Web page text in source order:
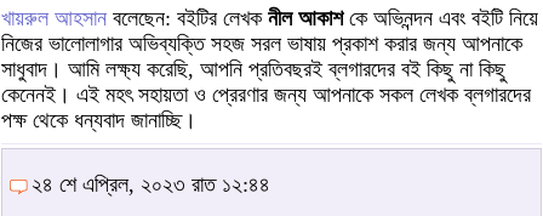
খায়রুল আহসান বলেছেন: বইটির লেখক নীল আকাশকে অভিনন্দন এবং বইটি নিয়ে
নিজের ভালোলাগার অভিব্যক্তি সহজ সরল ভাষায় প্রকাশ করার জন্য আপনাকে
সাধুবাদ। আমি লক্ষ্য করেছি, আপনি প্রতিবছরই ব্লগারদের বই কিছু না কিছু
কেনেনই। এই মহৎ সহায়তা ও প্রেরণার জন্য আপনাকে সকল লেখক ব্লগারদের
পক্ষ থেকে ধন্যবাদ জানাচ্ছি।
২৪ শে এপ্রিল, ২০২৩ রাত ১২:৪৪